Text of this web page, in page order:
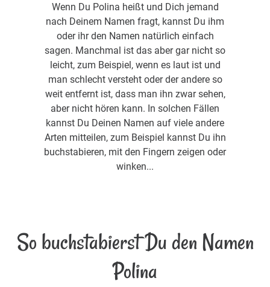
Wenn Du Polina heißt und Dich jemand
nach Deinem Namen fragt, kannst Du ihm
oder ihr den Namen natürlich einfach
sagen. Manchmal ist das aber gar nicht so
leicht, zum Beispiel, wenn es laut ist und
man schlecht versteht oder der andere so
weit entfernt ist, dass man ihn zwar sehen,
aber nicht hören kann. In solchen Fällen
kannst Du Deinen Namen auf viele andere
Arten mitteilen, zum Beispiel kannst Du ihn
buchstabieren, mit den Fingern zeigen oder
winken...
So buchstabierst Du den Namen
Polina